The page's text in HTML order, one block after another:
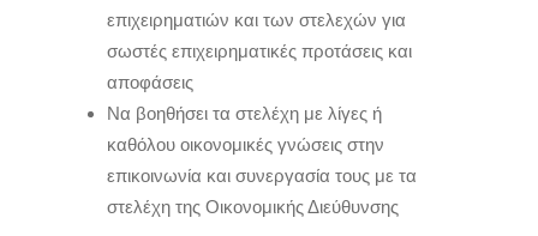
επιχειρηματιών και των στελεχών για
σωστές επιχειρηματικές προτάσεις και
αποφάσεις
Να βοηθήσει τα στελέχη με λίγες ή
καθόλου οικονομικές γνώσεις στην
επικοινωνία και συνεργασία τους με τα
στελέχη της Οικονομικής Διεύθυνσης